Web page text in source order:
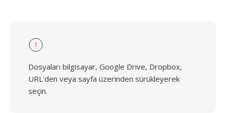
1
Dosyaları bilgisayar, Google Drive, Dropbox,
URL'den veya sayfa üzerinden sürükleyerek
seçin.